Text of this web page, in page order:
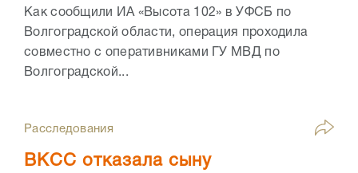
Как сообщили ИА «Высота 102» в УФСБ по
Волгоградской области, операция проходила
совместно с оперативниками ГУ МВД по
Волгоградской...
Расследования
ВКСС отказала сыну